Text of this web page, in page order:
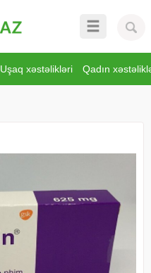
Uşaq xəstəlikləri Qadın